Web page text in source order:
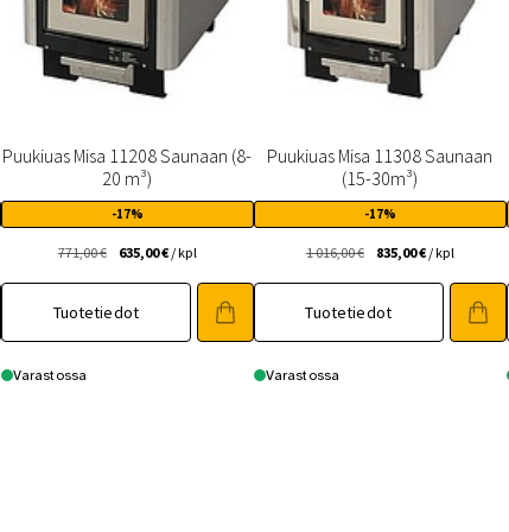
Puukiuas Misa 11208 Saunaan (8-
20 m³)
-17%
771,00€ Alkuperäinen
771,00 €.
635,00€Nykyinen
635,00 €.
/ kpl
Tuotetiedot
Varastossa
Puukiuas Misa 11308 Saunaan
(15-30m³)
-17%
1 016,00€ Alkuperäinen
1
016,00 €.
835,00€Nykyinen
835,00 €.
/ kpl
Tuotetiedot
Varastossa